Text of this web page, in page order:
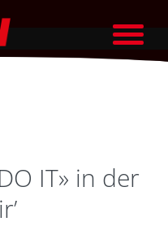
IT» in der